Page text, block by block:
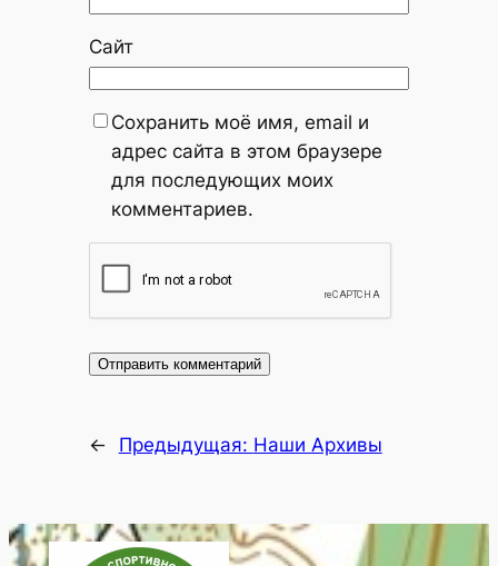
Сайт
Сохранить моё имя, email и
адрес сайта в этом браузере
для последующих моих
комментариев.
← Предыдущая: Наши Архивы